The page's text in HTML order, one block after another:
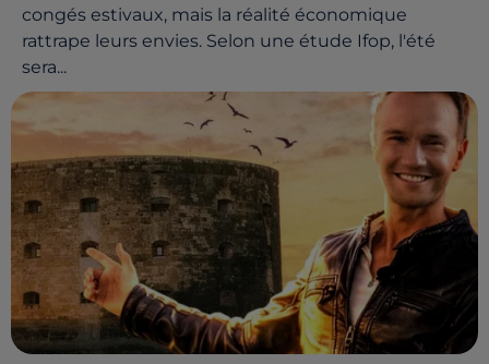
congés estivaux, mais la réalité économique
rattrape leurs envies. Selon une étude Ifop, l'été
sera...